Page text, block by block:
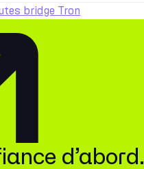
bridge Tron
d’abord.